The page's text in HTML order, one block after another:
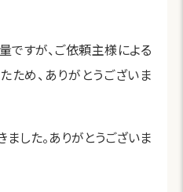
ですが、ご依頼主様による
ため、ありがとうございま
した。ありがとうございま